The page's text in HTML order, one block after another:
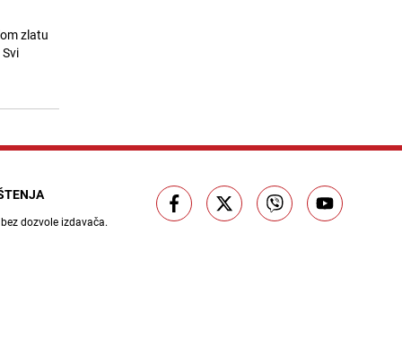
zlatu
dozvole izdavača.